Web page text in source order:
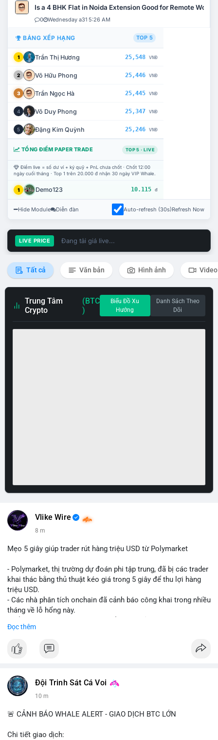
Is a 4 BHK Flat in Noida Extension Good for Remote Work?
0 Wednesday a31 5:26 AM
BẢNG XẾP HẠNG TOP 5
1 Trần Thị Hương 25,548 VNĐ
2 Võ Hữu Phong 25,446 VNĐ
3 Trần Ngọc Hà 25,445 VNĐ
4 Võ Duy Phong 25,347 VNĐ
5 Đặng Kim Quỳnh 25,246 VNĐ
TỔNG ĐIỂM PAPER TRADE TOP 5 · LIVE
Điểm live = số dư ví + ký quỹ + PnL chưa chốt · Chốt 12:00
ngày cuối tháng · Top 1 trên 20.000 đ nhận 30 ngày VIP Whale.
1 Demo123 10.115 đ
Hide Module Diễn đàn Auto-refresh (30s)Refresh Now
LIVE PRICE Đang tải giá live...
Tất cả Văn bản Hình ảnh Video
Trung Tâm
Crypto
(BTC
)
Biểu Đồ Xu
Hướng
Danh Sách Theo
Dõi
Vlike Wire
8 m
Mẹo 5 giây giúp trader rút hàng triệu USD từ Polymarket
- Polymarket, thị trường dự đoán phi tập trung, đã bị các trader
khai thác bằng thủ thuật kéo giá trong 5 giây để thu lợi hàng
triệu USD.
- Các nhà phân tích onchain đã cảnh báo công khai trong nhiều
tháng về lỗ hổng này.
bình theo thời gian (time-weighted prices), khiến việc đẩy giá
- Động thái này nhằm bảo vệ tính toàn vẹn của thị trường và
#polymarket #cryptonews #defi #marketintegrity
Đọc thêm
Đội Trinh Sát Cá Voi
10 m
🚨 CẢNH BÁO WHALE ALERT - GIAO DỊCH BTC LỚN
Chi tiết giao dịch: